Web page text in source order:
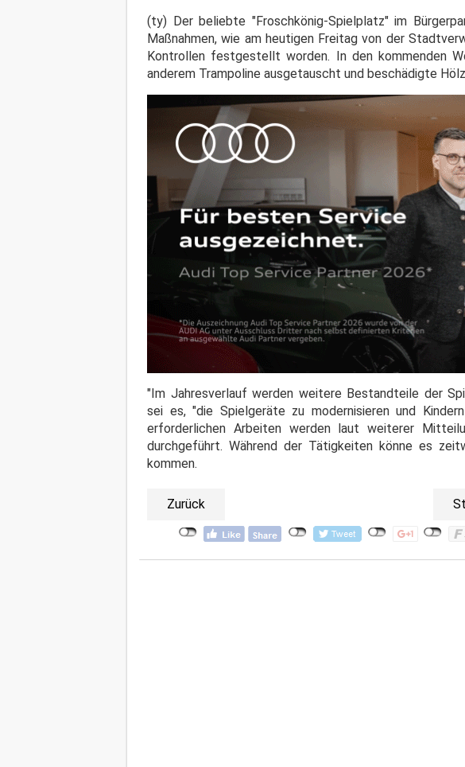
(ty) Der beliebte "Froschkönig-Spielplatz" im
Maßnahmen, wie am heutigen Freitag von der
Kontrollen festgestellt worden. In den kommenden
anderem Trampoline ausgetauscht und beschädigte
"Im Jahresverlauf werden weitere Bestandteile der
sei es, "die Spielgeräte zu modernisieren und
erforderlichen Arbeiten werden laut weiterer
durchgeführt. Während der Tätigkeiten könne es
kommen.
Zurück